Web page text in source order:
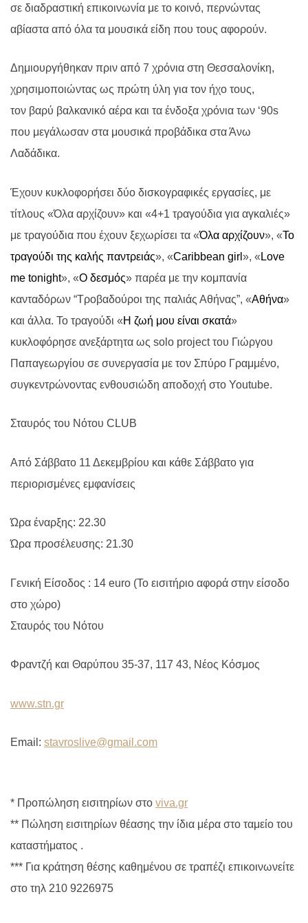
σε διαδραστική επικοινωνία με το κοινό, περνώντας
αβίαστα από όλα τα μουσικά είδη που τους αφορούν.
Δημιουργήθηκαν πριν από 7 χρόνια στη Θεσσαλονίκη,
χρησιμοποιώντας ως πρώτη ύλη για τον ήχο τους,
τον βαρύ βαλκανικό αέρα και τα ένδοξα χρόνια των ‘90s
που μεγάλωσαν στα μουσικά προβάδικα στα Άνω
Λαδάδικα.
Έχουν κυκλοφορήσει δύο δισκογραφικές εργασίες, με
τίτλους «Όλα αρχίζουν» και «4+1 τραγούδια για αγκαλιές»
με τραγούδια που έχουν ξεχωρίσει τα «Όλα αρχίζουν», «Το
τραγούδι της καλής παντρειάς», «Caribbean girl », « Love
me tonight», «Ο δεσμός» παρέα με την κομπανία
κανταδόρων “Τροβαδούροι της παλιάς Αθήνας”, «Αθήνα»
και άλλα. Το τραγούδι «Η ζωή μου είναι σκατά»
κυκλοφόρησε ανεξάρτητα ως solo project του Γιώργου
Παπαγεωργίου σε συνεργασία με τον Σπύρο Γραμμένο,
συγκεντρώνοντας ενθουσιώδη αποδοχή στο Youtube.
Σταυρός του Νότου CLUB
Από Σάββατο 11 Δεκεμβρίου και κάθε Σάββατο για
περιορισμένες εμφανίσεις
Ώρα έναρξης: 22.30
Ώρα προσέλευσης: 21.30
Γενική Είσοδος : 14 euro (Το εισιτήριο αφορά στην είσοδο
στο χώρο)
Σταυρός του Νότου
Φραντζή και Θαρύπου 35-37, 117 43, Νέος Κόσμος
www.stn.gr
Email: stavroslive@gmail.com
* Προπώληση εισιτηρίων στο viva.gr
** Πώληση εισιτηρίων θέασης την ίδια μέρα στο ταμείο του
καταστήματος .
*** Για κράτηση θέσης καθημένου σε τραπέζι επικοινωνείτε
στο τηλ 210 9226975